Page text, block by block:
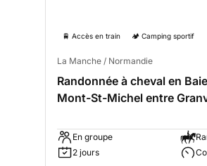
🚆 Accès en train 🏕️ Camping sportif
La Manche / Normandie
Randonnée à cheval en
Mont-St-Michel entre
En groupe
2 jours